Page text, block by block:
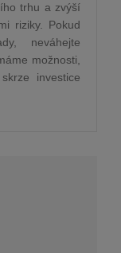
trhu a zvýší
riziky. Pokud
neváhejte
možnosti,
investice